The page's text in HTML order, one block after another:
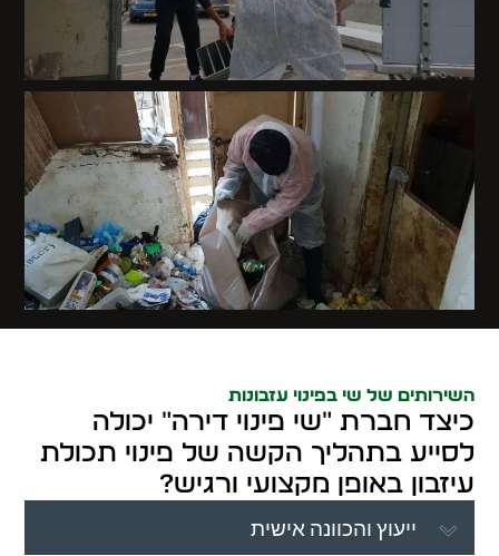
השירותים של שי בפינוי עזבונות
כיצד חברת "שי פינוי דירה" יכולה
לסייע בתהליך הקשה של פינוי תכולת
עיזבון באופן מקצועי ורגיש?
ייעוץ והכוונה אישית